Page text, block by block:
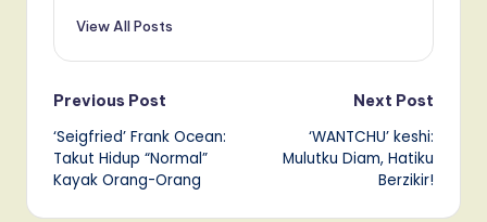
View All Posts
Post
navigation
Previous Post
‘Seigfried’ Frank Ocean:
Takut Hidup “Normal”
Kayak Orang-Orang
Next Post
‘WANTCHU’ keshi:
Mulutku Diam, Hatiku
Berzikir!